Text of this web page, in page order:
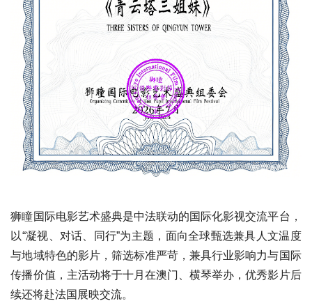
狮瞳国际电影艺术盛典是中法联动的国际化影视交流平台，
以“凝视、对话、同行”为主题，面向全球甄选兼具人文温度
与地域特色的影片，筛选标准严苛，兼具行业影响力与国际
传播价值，主活动将于十月在澳门、横琴举办，优秀影片后
续还将赴法国展映交流。